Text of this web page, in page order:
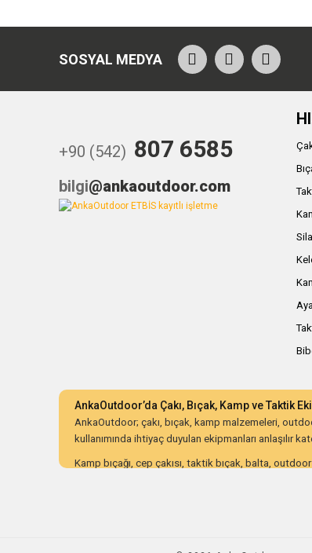
SOSYAL MEDYA
+90 (542) 807 6585
bilgi@ankaoutdoor.com
AnkaOutdoor’da Çakı, Bıçak, Kamp ve Taktik
AnkaOutdoor; çakı, bıçak, kamp malzemeleri,
kullanımında ihtiyaç duyulan ekipmanları anlaşılır
Kamp bıçağı, cep çakısı, taktik bıçak, balta,